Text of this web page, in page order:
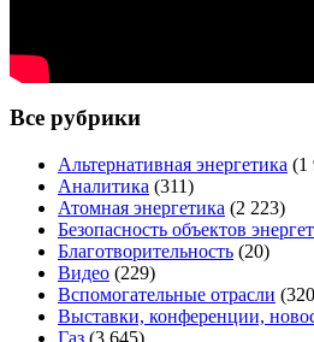
Все рубрики
Альтернативная энергетика (1
Аналитика (311)
Атомная энергетика (2 223)
Безопасность объектов
Благотворительность (20)
Видео (229)
Вспомогательные отрасли
Выставки, конференции,